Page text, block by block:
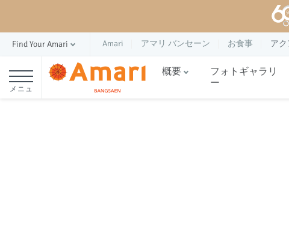
Find Your Amari Amari アマリ バンセーン お食事 ア
メニュ
概要
フォトギャラリ
ー